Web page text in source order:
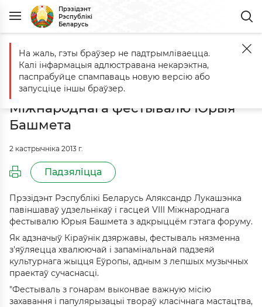
Прэзідэнт
Рэспублікі
Беларусь
Галоўная Падзеі Аляксандр Лукашэнка павіншаваў
Аляксандр Лукашэнка павіншаваў
удзельнікаў і гасцей VIII
Міжнароднага фестывалю Юрыя
Башмета
2 кастрычніка 2013 г.
Падзяліцца
Прэзідэнт Рэспублікі Беларусь Аляксандр Лукашэнка
павіншаваў удзельнікаў і гасцей VIII Міжнароднага
фестывалю Юрыя Башмета з адкрыццём гэтага форуму.
Як адзначыў Кіраўнік дзяржавы, фестываль нязменна
з'яўляецца хвалюючай і запамінальнай падзеяй
культурнага жыцця Еўропы, адным з лепшых музычных
праектаў сучаснасці.
"Фестываль з гонарам выконвае важную місію
захавання і папулярызацыі твораў класічнага мастацтва,
На жаль, гэты браўзер не падтрымліваецца.
Калі інфармацыя адлюстравана некарэктна,
паспрабуйце спампаваць новую версію або
запусціце іншы браўзер.